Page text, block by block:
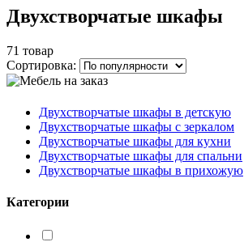
Двухстворчатые шкафы
71 товар
Сортировка:
Двухстворчатые шкафы в детскую
Двухстворчатые шкафы с зеркалом
Двухстворчатые шкафы для кухни
Двухстворчатые шкафы для спальни
Двухстворчатые шкафы в прихожую
Категории